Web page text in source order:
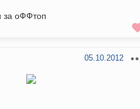
за оФФтоп
05.10.2012